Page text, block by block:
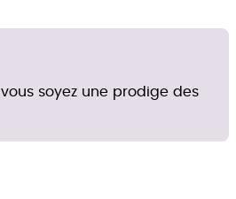
soyez une prodige des